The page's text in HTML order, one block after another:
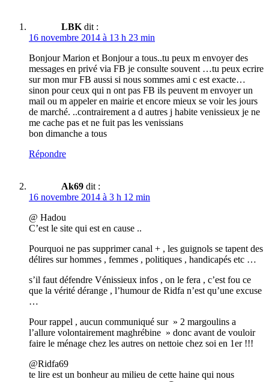
LBK dit :
16 novembre 2014 à 13 h 23 min
Bonjour Marion et Bonjour a tous..tu peux m envoyer des
messages en privé via FB je consulte souvent …tu peux ecrire
sur mon mur FB aussi si nous sommes ami c est exacte…
sinon pour ceux qui n ont pas FB ils peuvent m envoyer un
mail ou m appeler en mairie et encore mieux se voir les jours
de marché. ..contrairement a d autres j habite venissieux je ne
me cache pas et ne fuit pas les venissians
bon dimanche a tous
Répondre
Ak69 dit :
16 novembre 2014 à 3 h 12 min
@ Hadou
C’est le site qui est en cause ..
Pourquoi ne pas supprimer canal + , les guignols se tapent des
délires sur hommes , femmes , politiques , handicapés etc …
s’il faut défendre Vénissieux infos , on le fera , c’est fou ce
que la vérité dérange , l’humour de Ridfa n’est qu’une excuse
…
Pour rappel , aucun communiqué sur » 2 margoulins a
l’allure volontairement maghrébine » donc avant de vouloir
faire le ménage chez les autres on nettoie chez soi en 1er !!!
@Ridfa69
te lire est un bonheur au milieu de cette haine qui nous